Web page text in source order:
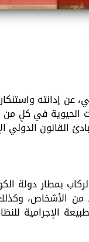
إدانته
الحيوية في كلٍ من
القانون الدولي
بمطار دولة
الأشخاص،
الإجرامية